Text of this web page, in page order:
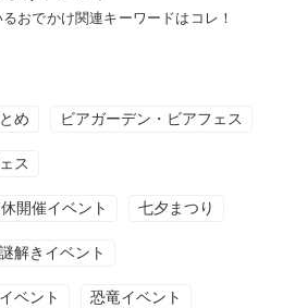
おでかけ関連キーワードはコレ！
め ビアガーデン・ビアフェス
ス
開催イベント 七夕まつり
解きイベント
ベント 恐竜イベント